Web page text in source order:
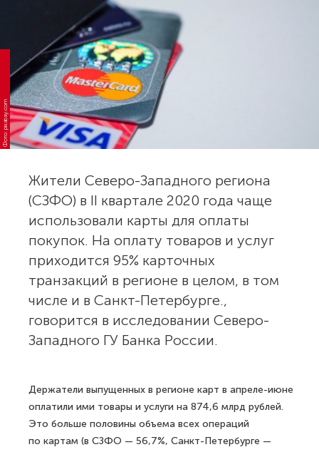
Фото: pixabay.com
Жители Северо-Западного региона
(СЗФО) в II квартале 2020 года чаще
использовали карты для оплаты
покупок. На оплату товаров и услуг
приходится 95% карточных
транзакций в регионе в целом, в том
числе и в Санкт-Петербурге.,
говорится в исследовании Северо-
Западного ГУ Банка России.
Держатели выпущенных в регионе карт в апреле-июне
оплатили ими товары и услуги на 874,6 млрд рублей.
Это больше половины объема всех операций
по картам (в СЗФО — 56,7%, Санкт-Петербурге —